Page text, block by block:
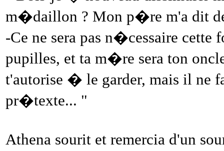
m�daillon ? Mon p�re m'a dit
-Ce ne sera pas n�cessaire cette
pupilles, et ta m�re sera ton
t'autorise � le garder, mais il ne
pr�texte... "
Athena sourit et remercia d'un